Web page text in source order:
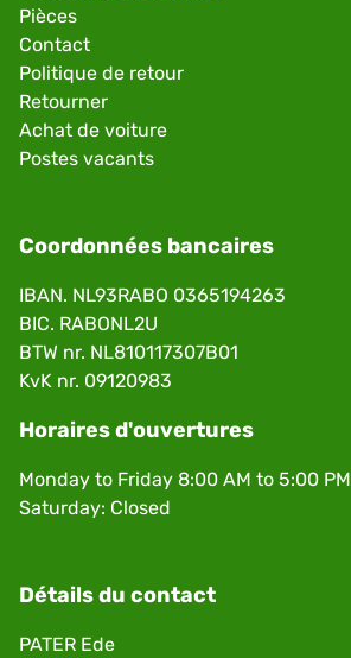
Pièces
Contact
Politique de retour
Retourner
Achat de voiture
Postes vacants
Coordonnées bancaires
IBAN. NL93RABO 0365194263
BIC. RABONL2U
BTW nr. NL810117307B01
KvK nr. 09120983
Horaires d'ouvertures
Monday to Friday 8:00 AM to 5:00 PM
Saturday: Closed
Détails du contact
PATER Ede